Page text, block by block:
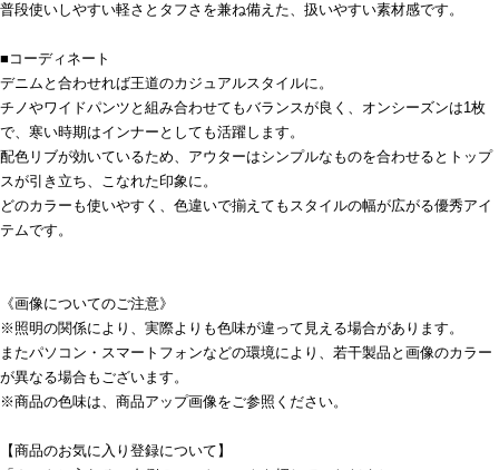
普段使いしやすい軽さとタフさを兼ね備えた、扱いやすい素材感です。
■コーディネート
デニムと合わせれば王道のカジュアルスタイルに。
チノやワイドパンツと組み合わせてもバランスが良く、オンシーズンは1枚
で、寒い時期はインナーとしても活躍します。
配色リブが効いているため、アウターはシンプルなものを合わせるとトップ
スが引き立ち、こなれた印象に。
どのカラーも使いやすく、色違いで揃えてもスタイルの幅が広がる優秀アイ
テムです。
《画像についてのご注意》
※照明の関係により、実際よりも色味が違って見える場合があります。
またパソコン・スマートフォンなどの環境により、若干製品と画像のカラー
が異なる場合もございます。
※商品の色味は、商品アップ画像をご参照ください。
【商品のお気に入り登録について】